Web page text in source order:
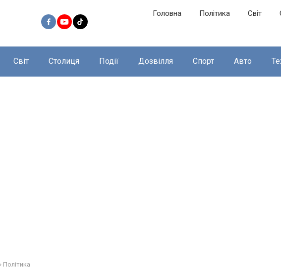
Головна Політика Світ
Світ Столиця Події Дозвілля Спорт Авто
Політика